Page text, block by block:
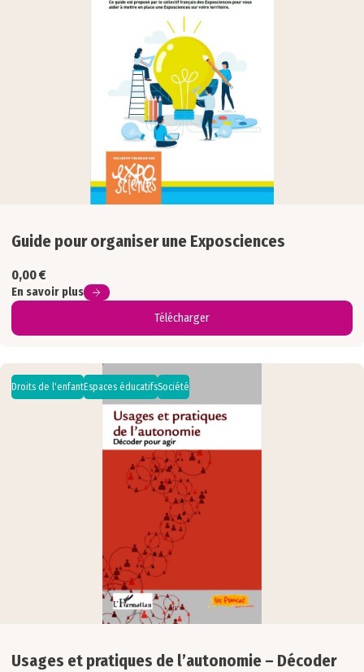
Guide pour organiser une Exposciences
0,00€
En savoir plus
Télécharger
Droits de l'enfantEspaces éducatifsSociété
Usages et pratiques de l’autonomie – Décoder